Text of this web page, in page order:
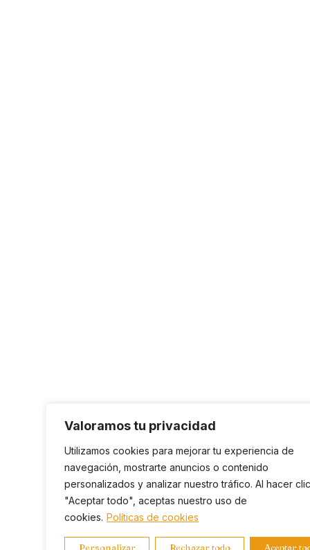
Valoramos tu privacidad
Utilizamos cookies para mejorar tu experiencia de
navegación, mostrarte anuncios o contenido
personalizados y analizar nuestro tráfico. Al hacer
"Aceptar todo", aceptas nuestro uso de
cookies. Políticas de cookies
Personalizar Rechazar todo Aceptar